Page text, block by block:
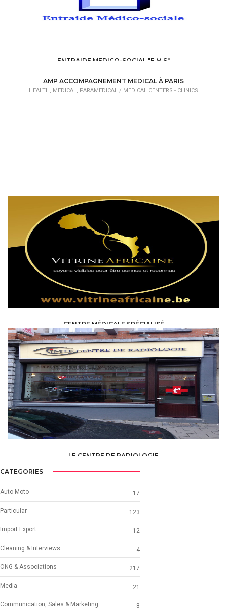
ENTRAIDE MEDICO-SOCIAL "E.M.S"
AMP ACCOMPAGNEMENT MEDICAL À PARIS
HEALTH, MEDICAL, PARAMEDICAL / MEDICAL CENTERS - CLINICS
CENTRE MÉDICALE SPÉCIALISÉ
HEALTH, MEDICAL, PARAMEDICAL /MEDICAL CENTERS - CLINICS
LE CENTRE DE RADIOLOGIE
CATEGORIES
Auto Moto 17
Particular 123
Import Export 12
Cleaning & Interviews 4
ONG & Associations 217
Media 21
Communication, Sales & Marketing 8